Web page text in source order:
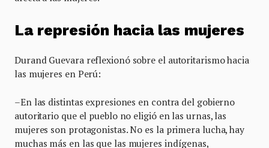
La represión hacia las mujeres
Durand Guevara reflexionó sobre el autoritarismo hacia
las mujeres en Perú:
–En las distintas expresiones en contra del gobierno
autoritario que el pueblo no eligió en las urnas, las
mujeres son protagonistas. No es la primera lucha, hay
muchas más en las que las mujeres indígenas,